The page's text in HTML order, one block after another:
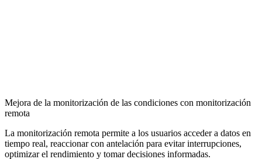
Mejora de la monitorización de las condiciones con monitorización
remota
La monitorización remota permite a los usuarios acceder a datos en
tiempo real, reaccionar con antelación para evitar interrupciones,
optimizar el rendimiento y tomar decisiones informadas.